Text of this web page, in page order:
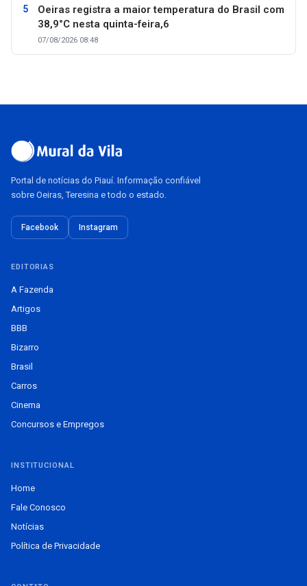
Oeiras registra a maior temperatura do Brasil com
38,9°C nesta quinta-feira,6
07/08/2026 08:48
Portal de notícias do Piauí. Informação confiável
sobre Oeiras, Teresina e todo o estado.
Facebook Instagram
EDITORIAS
A Fazenda
Artigos
BBB
Bizarro
Brasil
Carros
Cinema
Concursos e Empregos
INSTITUCIONAL
Home
Fale Conosco
Notícias
Política de Privacidade